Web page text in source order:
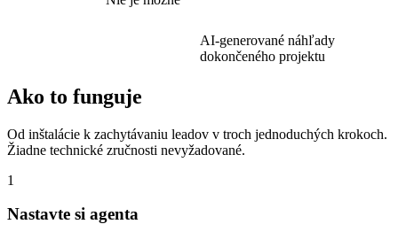
AI-generované náhľady
dokončeného projektu
Ako to funguje
Od inštalácie k zachytávaniu leadov v troch jednoduchých krokoch.
Žiadne technické zručnosti nevyžadované.
1
Nastavte si agenta